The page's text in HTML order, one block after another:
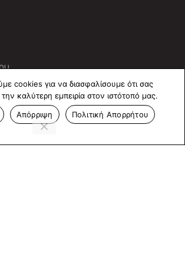
cookies για να διασφαλίσουμε ότι σας
καλύτερη εμπειρία στον ιστότοπό μας.
Απόρριψη Πολιτική Απορρήτου